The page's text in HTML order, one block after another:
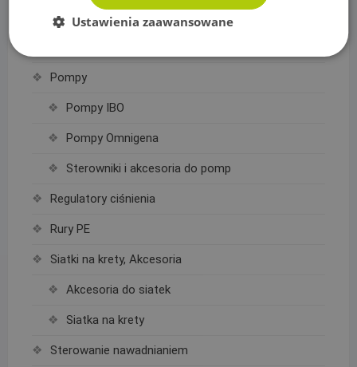
Plandeka zbrojona LENO CRYSTAL 100g/m2
Pompy
Pompy IBO
Pompy Omnigena
Sterowniki i akcesoria do pomp
Regulatory ciśnienia
Rury PE
Siatki na krety, Akcesoria
Akcesoria do siatek
Siatka na krety
Sterowanie nawadnianiem
Ustawienia zaawansowane